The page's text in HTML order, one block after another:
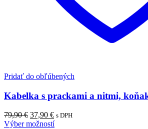
Pridať do obľúbených
Kabelka s prackami a nitmi,
79,90€ Pôvodná
cena
37,90 €Aktuálna
cena
s DPH
Výber možností